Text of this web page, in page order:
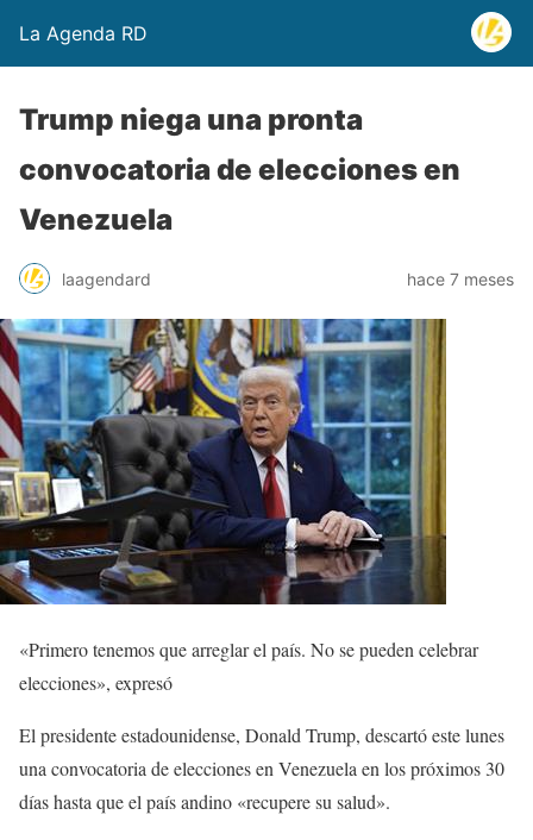
La Agenda RD
Trump niega una pronta
convocatoria de elecciones en
Venezuela
laagendard hace 7 meses
«Primero tenemos que arreglar el país. No se pueden celebrar
elecciones», expresó
El presidente estadounidense, Donald Trump, descartó este lunes
una convocatoria de elecciones en Venezuela en los próximos 30
días hasta que el país andino «recupere su salud».